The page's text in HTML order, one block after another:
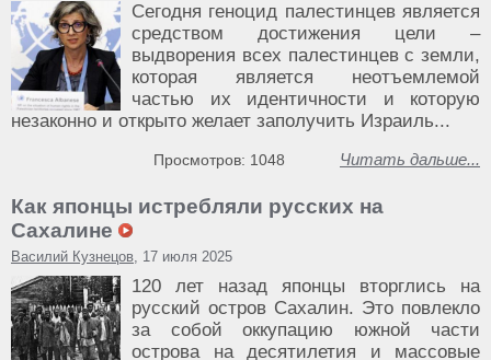
Сегодня геноцид палестинцев является
средством достижения цели –
выдворения всех палестинцев с земли,
которая является неотъемлемой
частью их идентичности и которую
незаконно и открыто желает заполучить Израиль...
Читать дальше...
Просмотров: 1048
Как японцы истребляли русских на
Сахалине
Василий Кузнецов, 17 июля 2025
120 лет назад японцы вторглись на
русский остров Сахалин. Это повлекло
за собой оккупацию южной части
острова на десятилетия и массовые